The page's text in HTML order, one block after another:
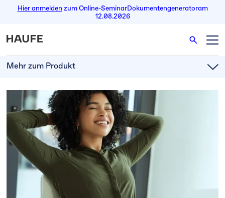
Hier anmelden zum Online-SeminarDokumentengeneratoram
12.08.2026
Mehr zum Produkt